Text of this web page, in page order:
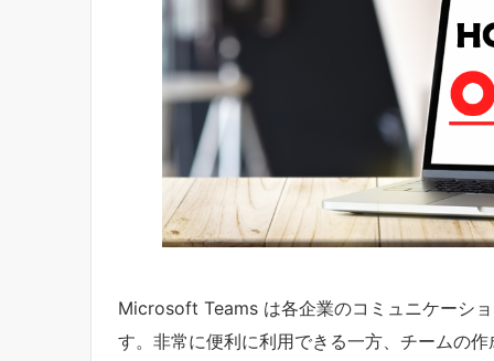
Microsoft Teams は各企業のコミュニケーシ
す。非常に便利に利用できる一方、チームの